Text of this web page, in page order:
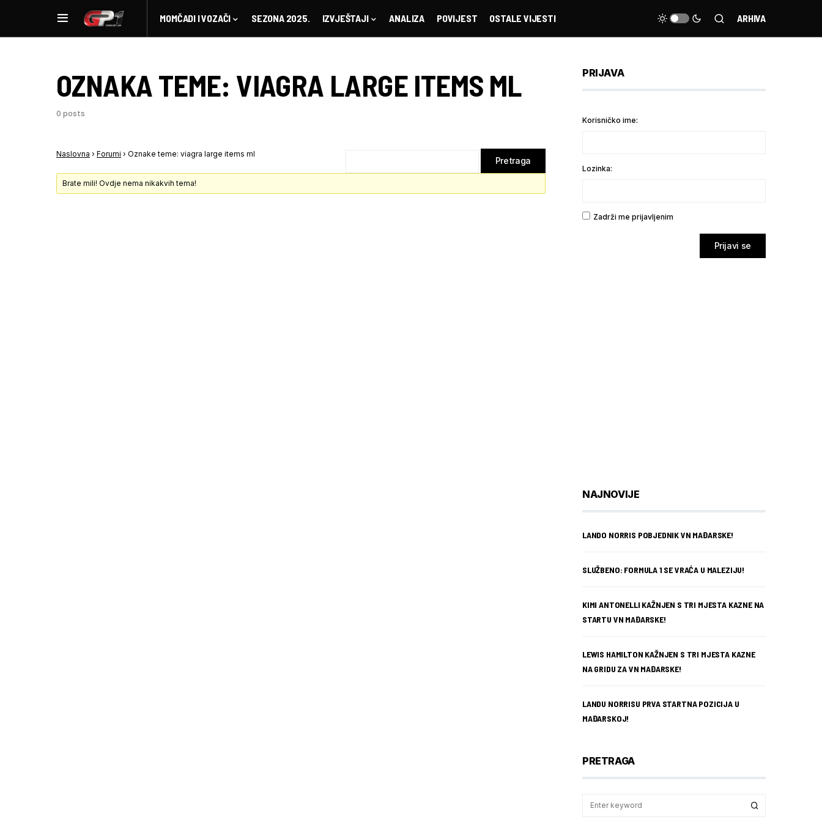
MOMČADI I VOZAČI SEZONA 2025. IZVJEŠTAJI ANALIZA POVIJEST OSTALE VIJESTI ARHIVA
OZNAKA TEME: VIAGRA LARGE ITEMS ML
0 posts
Naslovna › Forumi › Oznake teme: viagra large items ml
Brate mili! Ovdje nema nikakvih tema!
PRIJAVA
Korisničko ime:
Lozinka:
Zadrži me prijavljenim
Prijavi se
NAJNOVIJE
LANDO NORRIS POBJEDNIK VN MAĐARSKE!
SLUŽBENO: FORMULA 1 SE VRAĆA U MALEZIJU!
KIMI ANTONELLI KAŽNJEN S TRI MJESTA KAZNE NA
STARTU VN MAĐARSKE!
LEWIS HAMILTON KAŽNJEN S TRI MJESTA KAZNE
NA GRIDU ZA VN MAĐARSKE!
LANDU NORRISU PRVA STARTNA POZICIJA U
MAĐARSKOJ!
PRETRAGA